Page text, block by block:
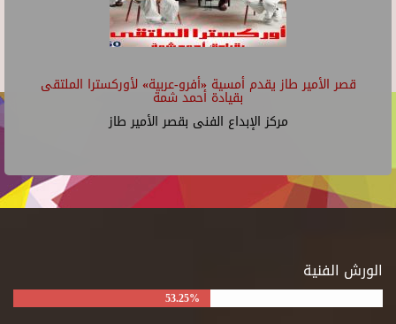
قصر الأمير طاز يقدم أمسية «أفرو-عربية» لأوركسترا الملتقى
بقيادة أحمد شمة
مركز الإبداع الفنى بقصر الأمير طاز
الورش الفنية
53.25%